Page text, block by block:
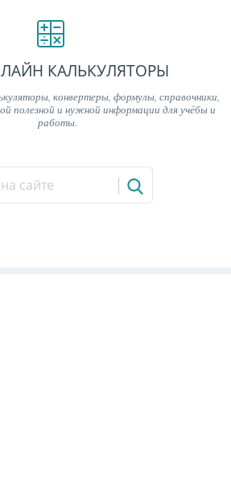
КАЛЬКУЛЯТОРЫ
конвертеры, формулы, справочники,
полезной и нужной информации для учёбы и
работы.